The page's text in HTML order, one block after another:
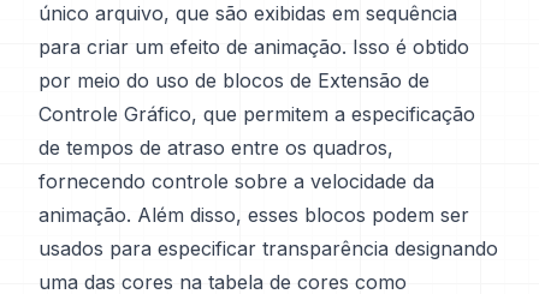
único arquivo, que são exibidas em sequência
para criar um efeito de animação. Isso é obtido
por meio do uso de blocos de Extensão de
Controle Gráfico, que permitem a especificação
de tempos de atraso entre os quadros,
fornecendo controle sobre a velocidade da
animação. Além disso, esses blocos podem ser
usados para especificar transparência designando
uma das cores na tabela de cores como